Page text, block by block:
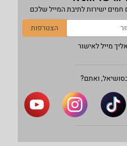
חמים ישירות לתיבת המייל שלכם
הצטרפות
מייל לאישור
ואתם?